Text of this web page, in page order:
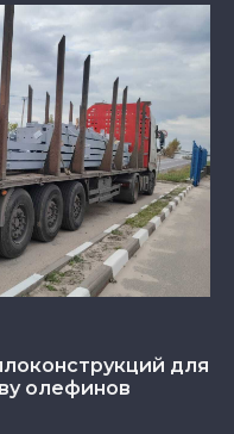
для
олефинов